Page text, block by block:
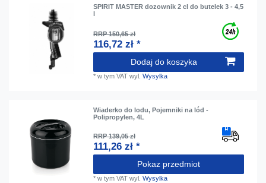
SPIRIT MASTER dozownik 2 cl do butelek 3 - 4,5
RRP 150,65 zł
116,72 zł *
Dodaj do koszyka
*w tym VAT wyl.Wysylka
Wiaderko do lodu, Pojemniki na lód -
Polipropylen, 4L
RRP 139,05 zł
111,26 zł *
Pokaz przedmiot
*w tym VAT wyl.Wysylka